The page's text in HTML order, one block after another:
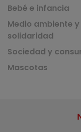
Bebé e infancia
Medio ambiente y
solidaridad
Sociedad y
Mascotas